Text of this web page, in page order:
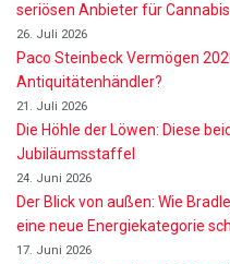
seriösen Anbieter für
26. Juli 2026
Paco Steinbeck Vermögen
Antiquitätenhändler?
21. Juli 2026
Die Höhle der Löwen: Diese
Jubiläumsstaffel
24. Juni 2026
Der Blick von außen: Wie
eine neue Energiekategorie
17. Juni 2026